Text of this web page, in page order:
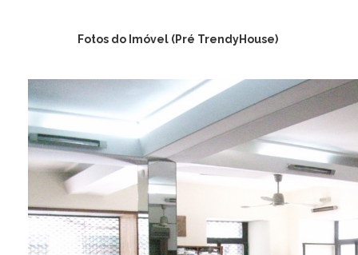
Fotos do Imóvel (Pré TrendyHouse)